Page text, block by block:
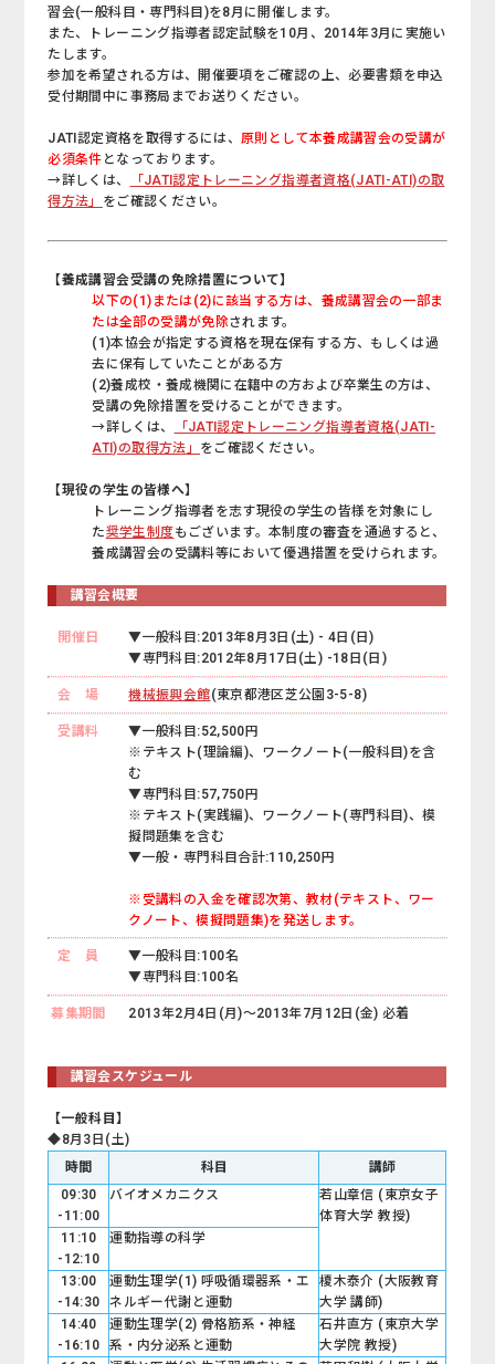
習会(一般科目・専門科目)を8月に開催します。
また、トレーニング指導者認定試験を10月、2014年3月に実施い
たします。
参加を希望される方は、開催要項をご確認の上、必要書類を申込
受付期間中に事務局までお送りください。
JATI認定資格を取得するには、原則として本養成講習会の受講が
必須条件 となっております。
→詳しくは、
「JATI認定トレーニング指導者資格(JATI-ATI)の取
得方法」 をご確認ください。
【養成講習会受講の免除措置について】
以下の(1)または(2)に該当する方は、養成講習会の一部ま
たは全部の受講が免除されます。
(1)本協会が指定する資格を現在保有する方、もしくは過
去に保有していたことがある方
(2)養成校・養成機関に在籍中の方および卒業生の方は、
受講の免除措置を受けることができます。
→詳しくは、
「JATI認定トレーニング指導者資格(JATI-
ATI)の取得方法」 をご確認ください。
【現役の学生の皆様へ】
トレーニング指導者を志す現役の学生の皆様を対象にし
た奨学生制度もございます。本制度の審査を通過すると、
養成講習会の受講料等において優遇措置を受けられます。
講習会概要
開催日
▼一般科目:2013年8月3日(土) - 4日(日)
▼専門科目:2012年8月17日(土) -18日(日)
会 場 機械振興会館(東京都港区芝公園3-5-8)
受講料
▼一般科目:52,500円
※テキスト(理論編)、ワークノート(一般科目)を含
む
▼専門科目:57,750円
※テキスト(実践編)、ワークノート(専門科目)、模
擬問題集を含む
▼一般・専門科目合計:110,250円
※受講料の入金を確認次第、教材(テキスト、ワー
クノート、模擬問題集)を発送します。
定 員
▼一般科目:100名
▼専門科目:100名
募集期間 2013年2月4日(月)～2013年7月12日(金) 必着
講習会スケジュール
【一般科目】
◆8月3日(土)
時間
科目
講師
09:30
-11:00
バイオメカニクス
若山章信 (東京女子
体育大学 教授)
11:10
-12:10
運動指導の科学
13:00
-14:30
運動生理学(1) 呼吸循環器系・エ
ネルギー代謝と運動
榎木泰介 (大阪教育
大学 講師)
14:40
-16:10
運動生理学(2) 骨格筋系・神経
系・内分泌系と運動
石井直方 (東京大学
大学院 教授)